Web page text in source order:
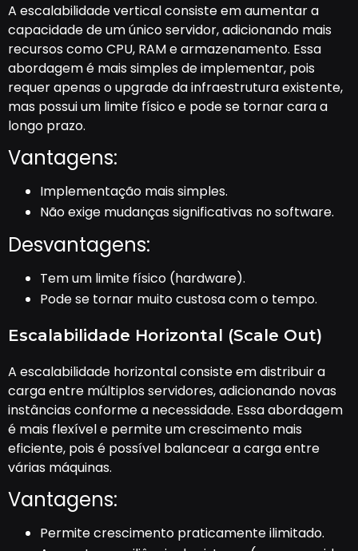
A escalabilidade vertical consiste em aumentar a
capacidade de um único servidor, adicionando mais
recursos como CPU, RAM e armazenamento. Essa
abordagem é mais simples de implementar, pois
requer apenas o upgrade da infraestrutura existente,
mas possui um limite físico e pode se tornar cara a
longo prazo.
Vantagens:
Implementação mais simples.
Não exige mudanças significativas no software.
Desvantagens:
Tem um limite físico (hardware).
Pode se tornar muito custosa com o tempo.
Escalabilidade Horizontal (Scale Out)
A escalabilidade horizontal consiste em distribuir a
carga entre múltiplos servidores, adicionando novas
instâncias conforme a necessidade. Essa abordagem
é mais flexível e permite um crescimento mais
eficiente, pois é possível balancear a carga entre
várias máquinas.
Vantagens:
Permite crescimento praticamente ilimitado.